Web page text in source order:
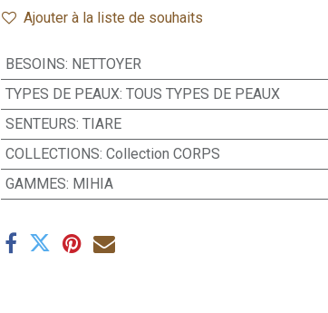
Ajouter à la liste de souhaits
BESOINS: NETTOYER
TYPES DE PEAUX: TOUS TYPES DE PEAUX
SENTEURS: TIARE
COLLECTIONS: Collection CORPS
GAMMES: MIHIA